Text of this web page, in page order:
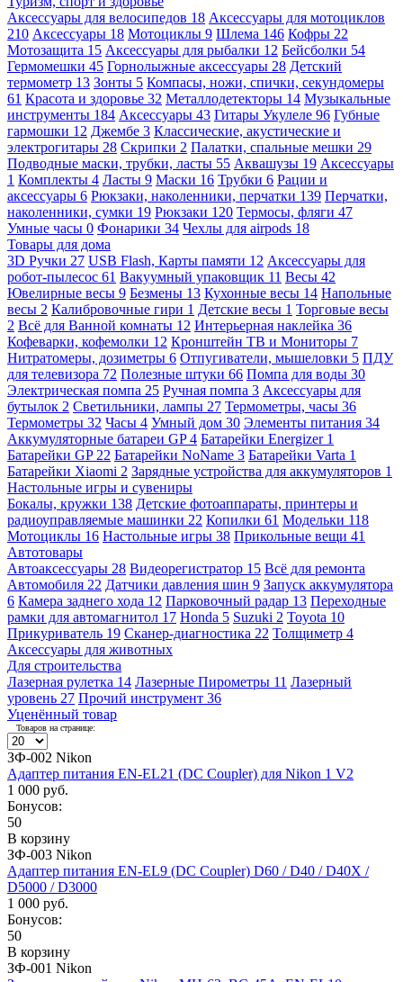
Аксессуары для велосипедов 18 Аксессуары для мотоциклов
210 Аксессуары 18 Мотоциклы 9 Шлема 146 Кофры 22
Мотозащита 15 Аксессуары для рыбалки 12 Бейсболки 54
Гермомешки 45 Горнолыжные аксессуары 28 Детский
термометр 13 Зонты 5 Компасы, ножи, спички, секундомеры
61 Красота и здоровье 32 Металлодетекторы 14 Музыкальные
инструменты 184 Аксессуары 43 Гитары Укулеле 96 Губные
гармошки 12 Джембе 3 Классические, акустические и
электрогитары 28 Скрипки 2 Палатки, спальные мешки 29
Подводные маски, трубки, ласты 55 Аквашузы 19 Аксессуары
1 Комплекты 4 Ласты 9 Маски 16 Трубки 6 Рации и
аксессуары 6 Рюкзаки, наколенники, перчатки 139 Перчатки,
наколенники, сумки 19 Рюкзаки 120 Термосы, фляги 47
Умные часы 0 Фонарики 34 Чехлы для airpods 18
Товары для дома
3D Ручки 27 USB Flash, Карты памяти 12 Аксессуары для
робот-пылесос 61 Вакуумный упаковщик 11 Весы 42
Ювелирные весы 9 Безмены 13 Кухонные весы 14 Напольные
весы 2 Калибровочные гири 1 Детские весы 1 Торговые весы
2 Всё для Ванной комнаты 12 Интерьерная наклейка 36
Кофеварки, кофемолки 12 Кронштейн ТВ и Мониторы 7
Нитратомеры, дозиметры 6 Отпугиватели, мышеловки 5 ПДУ
для телевизора 72 Полезные штуки 66 Помпа для воды 30
Электрическая помпа 25 Ручная помпа 3 Аксессуары для
бутылок 2 Светильники, лампы 27 Термометры, часы 36
Термометры 32 Часы 4 Умный дом 30 Элементы питания 34
Аккумуляторные батареи GP4 Батарейки Energizer 1
Батарейки GP 22 Батарейки NoName 3 Батарейки Varta 1
Батарейки Xiaomi 2 Зарядные устройства для аккумуляторов 1
Настольные игры и сувениры
Бокалы, кружки 138 Детские фотоаппараты, принтеры и
радиоуправляемые машинки 22 Копилки 61 Модельки 118
Мотоциклы 16 Настольные игры 38 Прикольные вещи 41
Автотовары
Автоаксессуары 28 Видеорегистратор 15 Всё для ремонта
Автомобиля 22 Датчики давления шин 9 Запуск аккумулятора
6 Камера заднего хода 12 Парковочный радар 13 Переходные
рамки для автомагнитол 17 Honda 5 Suzuki 2 Toyota 10
Прикуриватель 19 Сканер-диагностика 22 Толщиметр 4
Аксессуары для животных
Для строительства
Лазерная рулетка 14 Лазерные Пирометры 11 Лазерный
уровень 27 Прочий инструмент 36
Уценённый товар
Товаров на странице:
ЗФ-002 Nikon
Адаптер питания EN-EL21 (DC Coupler) для Nikon 1 V2
1 000 руб.
Бонусов:
50
В корзину
ЗФ-003 Nikon
Адаптер питания EN-EL9 (DC Coupler) D60 / D40 / D40X /
D5000 / D3000
1 000 руб.
Бонусов:
50
В корзину
ЗФ-001 Nikon